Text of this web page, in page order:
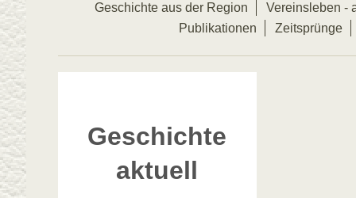
Geschichte aus der Region
Vereinsleben -
Publikationen
Zeitsprünge
Geschichte
aktuell